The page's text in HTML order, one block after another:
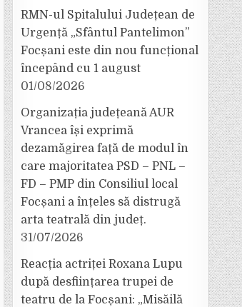
RMN-ul Spitalului Județean de
Urgență „Sfântul Pantelimon”
Focșani este din nou funcțional
începând cu 1 august
01/08/2026
Organizația județeană AUR
Vrancea își exprimă
dezamăgirea față de modul în
care majoritatea PSD – PNL –
FD – PMP din Consiliul local
Focșani a înțeles să distrugă
arta teatrală din județ.
31/07/2026
Reacția actriței Roxana Lupu
după desființarea trupei de
teatru de la Focșani: „Misăilă